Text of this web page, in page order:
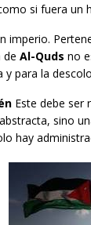
si fuera un
imperio.
de Al-Quds no
para la
Este debe ser
sino
hay